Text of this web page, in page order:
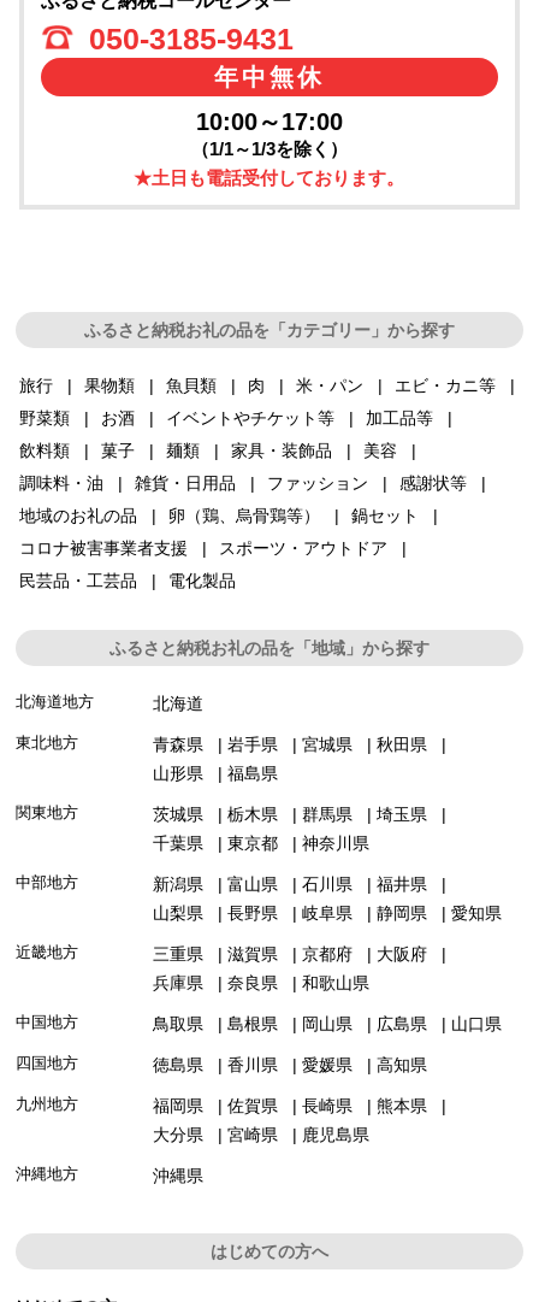
050-3185-9431
年中無休
10:00～17:00
（1/1～1/3を除く）
★土日も電話受付しております。
ふるさと納税お礼の品を「カテゴリー」から探す
旅行 果物類 魚貝類 肉 米・パン
エビ・カニ等
野菜類
お酒 イベントやチケット等
加工品等
飲料類
菓子 麺類 家具・装飾品
美容
調味料・油
雑貨・日用品 ファッション
感謝状等
地域のお礼の品
卵（鶏、烏骨鶏等）
鍋セット
コロナ被害事業者支援
スポーツ・アウトドア
民芸品・工芸品
電化製品
ふるさと納税お礼の品を「地域」から探す
北海道地方 北海道
東北地方 青森県 岩手県 宮城県
秋田県
山形県
福島県
関東地方 茨城県 栃木県 群馬県
埼玉県
千葉県
東京都 神奈川県
中部地方 新潟県 富山県 石川県
福井県
山梨県
長野県 岐阜県 静岡県 愛知県
近畿地方 三重県 滋賀県 京都府
大阪府
兵庫県
奈良県 和歌山県
中国地方 鳥取県 島根県 岡山県 広島県 山口県
四国地方 徳島県 香川県 愛媛県 高知県
九州地方 福岡県 佐賀県 長崎県
熊本県
大分県
宮崎県 鹿児島県
沖縄地方 沖縄県
はじめての方へ